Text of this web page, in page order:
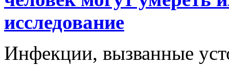
исследование
Инфекции, вызванные